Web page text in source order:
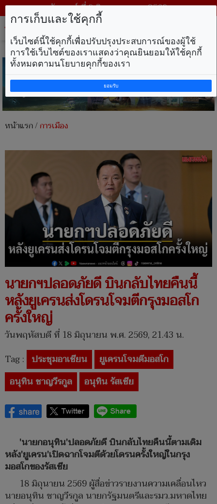
วันเสาร์ ที่ 8 สิงหาคม พ.ศ. 2569
หน้าแรก/การเมือง
นายกฯปลอดภัยดี บินกลับไทยคืนนี้
หลังยูเครนส่งโดรนโจมตีกรุงมอสโก
ครั้งใหญ่
วันพฤหัสบดี ที่ 18 มิถุนายน พ.ศ. 2569, 21.43 น.
Tag : ประชุมอาเซียน
ยูเครนโจมตีมอสโก
อนุทิน ชาญวีรกูล
อนุทิน รัสเซีย
'นายกอนุทิน'ปลอดภัยดี บินกลับไทยคืนนี้ตามเดิม
หลัง'ยูเครน'เปิดฉากโจมตีด้วยโดรนครั้งใหญ่ในกรุง
มอสโกของรัสเซีย
18 มิถุนายน 2569 ผู้สื่อข่าวรายงานความเคลื่อนไหว
นายอนุทิน ชาญวีรกูล นายกรัฐมนตรีและรมว.มหาดไทย
การเก็บและใช้คุกกี้
เว็บไซต์นี้ใช้คุกกี้เพื่อปรับปรุงประสบการณ์ของผู้ใช้
การใช้เว็บไซต์ของเราแสดงว่าคุณยินยอมให้ใช้คุกกี้
ทั้งหมดตามนโยบายคุกกี้ของเรา
ยอมรับ